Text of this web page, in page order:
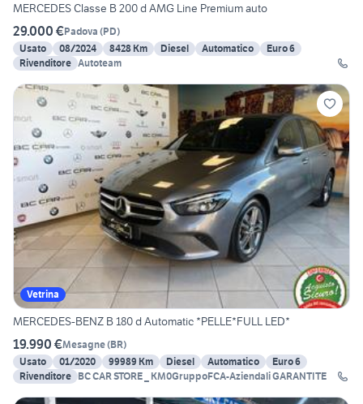
MERCEDES Classe B 200 d AMG Line Premium auto
29.000 €Padova (PD)
Usato
08/2024 8428 Km Diesel Automatico
Euro 6
Rivenditore Autoteam
Vetrina
MERCEDES-BENZ B 180 d Automatic *PELLE*FULL LED*
19.990 €Mesagne(BR)
Usato
01/2020 99989 Km Diesel Automatico
Euro 6
Rivenditore BC CAR STORE _ KM0GruppoFCA-Aziendali GARANTITE